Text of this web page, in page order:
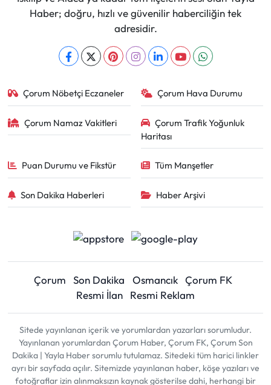
Haber; doğru, hızlı ve güvenilir haberciliğin tek
adresidir.
Çorum Nöbetçi Eczaneler Çorum Hava Durumu
Çorum Namaz Vakitleri
Çorum Trafik Yoğunluk
Haritası
Puan Durumu ve Fikstür Tüm Manşetler
Son Dakika Haberleri Haber Arşivi
Çorum Son Dakika Osmancık Çorum FK
Resmi İlan
Resmi Reklam
Sitede yayınlanan içerik ve yorumlardan yazarları sorumludur.
Yayınlanan yorumlardan Çorum Haber, Çorum FK, Çorum Son
Dakika | Yayla Haber sorumlu tutulamaz. Sitedeki tüm harici linkler
ayrı bir sayfada açılır. Sitemizde yayınlanan haber, köşe yazıları ve
fotoğraflar izin alınmaksızın kaynak gösterilse dahi, herhangi bir